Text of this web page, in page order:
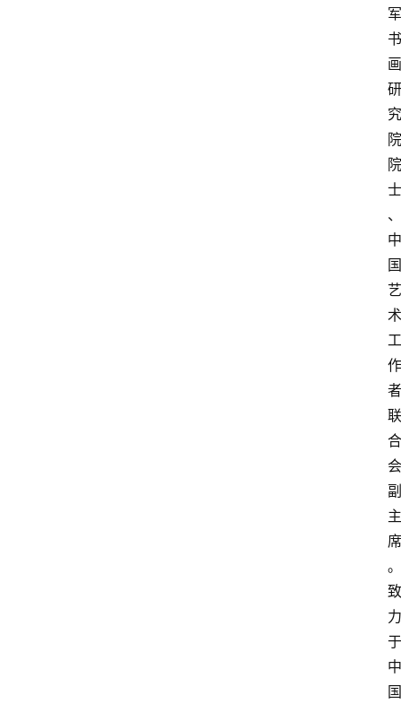
军
书
画
研
究
院
院
士
、
中
国
艺
术
工
作
者
联
合
会
副
主
席
。
致
力
于
中
国